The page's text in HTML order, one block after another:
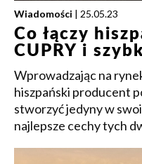
Wiadomości | 25.05.23
Co łączy
CUPRY i
Wprowadzając na
hiszpański producent
stworzyć jedyny w
najlepsze cechy tych